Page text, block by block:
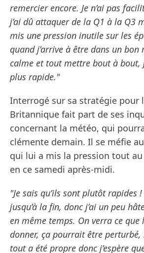
remercier encore. Je n’ai pas
j’ai dû attaquer de la Q1 à la Q3
mis une pression inutile sur les
quand j’arrive à être dans un bon
calme et tout mettre bout à bout,
plus rapide."
Interrogé sur sa stratégie pour
Britannique fait part de ses
concernant la météo, qui
clémente demain. Il se méfie
qui lui a mis la pression tout
en ce samedi après-midi.
"Je sais qu’ils sont plutôt rapides
jusqu’à la fin, donc j’ai un peu
en même temps. On verra ce que
donner, ça pourrait être perturbé,
tout a été propre donc j’espère